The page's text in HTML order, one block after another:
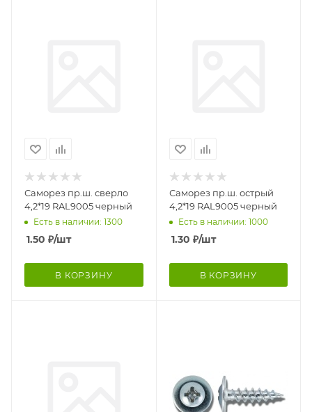
Саморез пр.ш. сверло
4,2*19 RAL9005 черный
Есть в наличии: 1300
1.50 ₽/шт
В КОРЗИНУ
Саморез пр.ш. острый
4,2*19 RAL9005 черный
Есть в наличии: 1000
1.30 ₽/шт
В КОРЗИНУ